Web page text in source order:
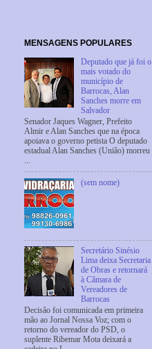
MENSAGENS POPULARES
Deputado que já foi o
mais votado do
município de
Barrocas, Alan
Sanches morre em
Salvador
Senador Jaques Wagner, Prefeito
Almir e Alan Sanches que na época
apoiava o governo petista O deputado
estadual Alan Sanches (União) morreu
...
(sem nome)
Secretário Sinésio
Lima deixa Secretaria
de Obras e retornará
à Câmara de
Vereadores de
Barrocas
Decisão foi comunicada em primeira
mão ao Jornal Nossa Voz; com o
retorno do vereador do PSD, o
suplente Ribemar Mota deixará a